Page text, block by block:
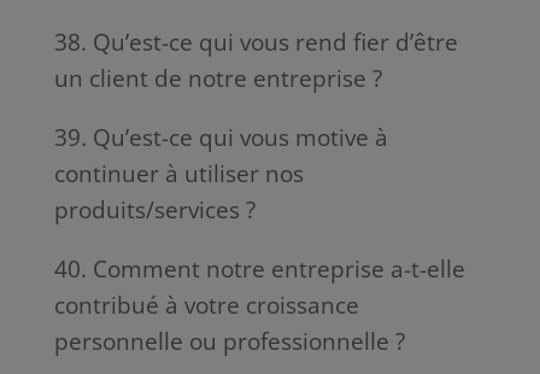
38. Qu’est-ce qui vous rend fier d’être
un client de notre entreprise ?
39. Qu’est-ce qui vous motive à
continuer à utiliser nos
produits/services ?
40. Comment notre entreprise a-t-elle
contribué à votre croissance
personnelle ou professionnelle ?